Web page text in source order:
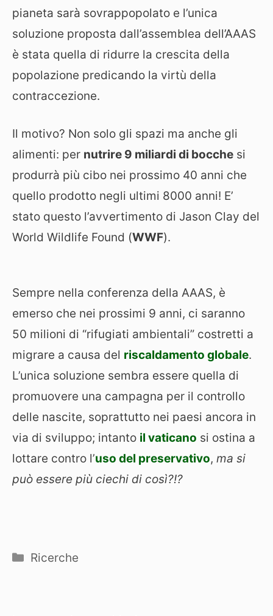
pianeta sarà sovrappopolato e l’unica
soluzione proposta dall’assemblea dell’AAAS
è stata quella di ridurre la crescita della
popolazione predicando la virtù della
contraccezione.
Il motivo? Non solo gli spazi ma anche gli
alimenti: per nutrire 9 miliardi di bocche si
produrrà più cibo nei prossimo 40 anni che
quello prodotto negli ultimi 8000 anni! E’
stato questo l’avvertimento di Jason Clay del
World Wildlife Found (WWF).
Sempre nella conferenza della AAAS, è
emerso che nei prossimi 9 anni, ci saranno
50 milioni di “rifugiati ambientali” costretti a
migrare a causa del riscaldamento globale.
L’unica soluzione sembra essere quella di
promuovere una campagna per il controllo
delle nascite, soprattutto nei paesi ancora in
via di sviluppo; intanto il vaticano si ostina a
lottare contro l’uso del preservativo, ma si
può essere più ciechi di così?!?
Categorie
Ricerche